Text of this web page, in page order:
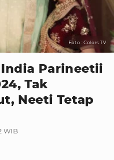
Foto : Colors TV
Parineetii
Tak
Neeti Tetap
WIB